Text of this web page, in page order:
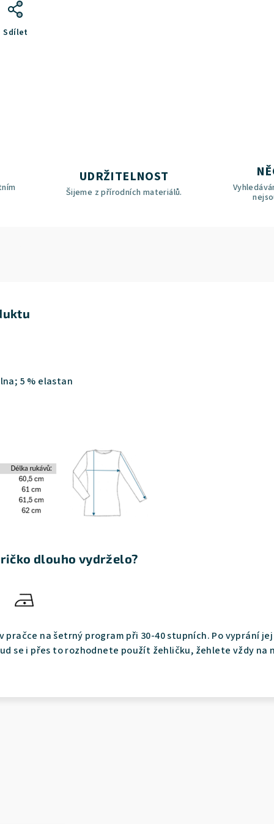
Sdílet
UDRŽITELNOST
Šijeme z přírodních materiálů.
5 % elastan
dlouho vydrželo?
pračce na šetrný program při 30-40 stupních. Po vyprání
se i přes to rozhodnete použít žehličku, žehlete vždy